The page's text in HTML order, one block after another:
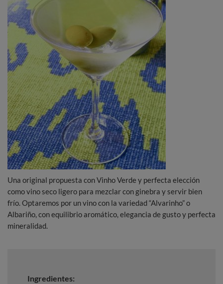
Una original propuesta con Vinho Verde y perfecta elección
como vino seco ligero para mezclar con ginebra y servir bien
frío. Optaremos por un vino con la variedad “Alvarinho” o
Albariño, con equilibrio aromático, elegancia de gusto y perfecta
mineralidad.
Ingredientes: